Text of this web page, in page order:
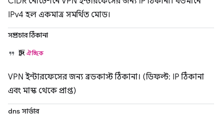
IPv4 হল একমাত্র সমর্থিত মোড।
সম্প্রচার ঠিকানা
স্ট্রিং ঐচ্ছিক
VPN ইন্টারফেসের জন্য ব্রডকাস্ট ঠিকানা। (ডিফল্ট: IP ঠিকানা
এবং মাস্ক থেকে প্রাপ্ত)
dns সার্ভার